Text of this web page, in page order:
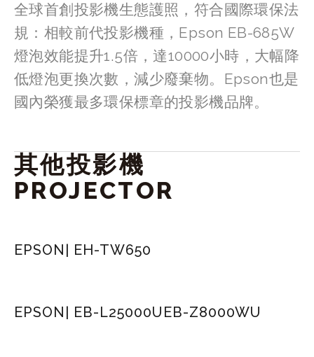
全球首創投影機生態護照，符合國際環保法
規：相較前代投影機種，Epson EB-685W
燈泡效能提升1.5倍，達10000小時，大幅降
低燈泡更換次數，減少廢棄物。Epson也是
國內榮獲最多環保標章的投影機品牌。
其他投影機
PROJECTOR
EPSON| EH-TW650
EPSON| EB-L25000U EB-Z8000WU